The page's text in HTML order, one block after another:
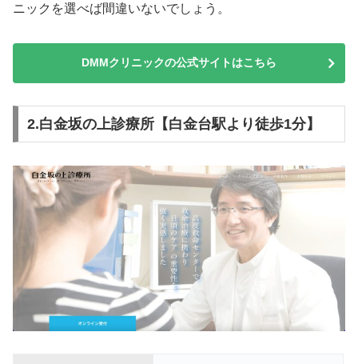
ニックを選べば間違いないでしょう。
DMMクリニックの公式サイトはこちら
2.白金坂の上診療所【白金台駅より徒歩1分】